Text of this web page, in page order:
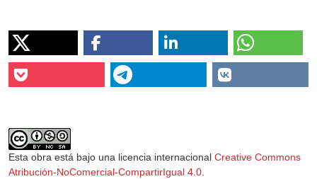
Esta obra está bajo una licencia internacional Creative Commons
Atribución-NoComercial-CompartirIgual 4.0.